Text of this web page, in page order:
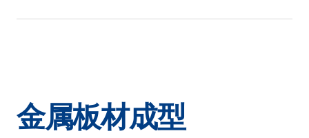
金属板材成型